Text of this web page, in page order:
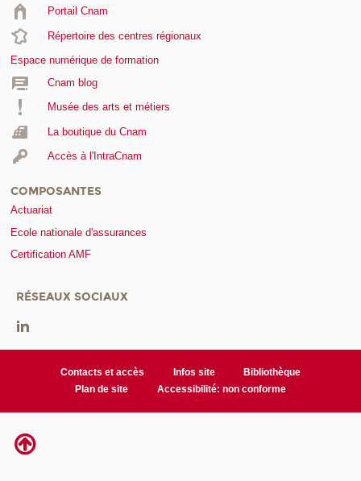
Portail Cnam
Répertoire des centres régionaux
Espace numérique de formation
Cnam blog
Musée des arts et métiers
La boutique du Cnam
Accès à l'IntraCnam
COMPOSANTES
Actuariat
Ecole nationale d'assurances
Certification AMF
RÉSEAUX SOCIAUX
Contacts et accès Infos site
Bibliothèque
Plan de site
Accessibilité: non conforme